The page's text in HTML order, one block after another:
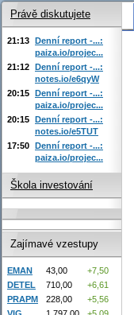
Právě diskutujete
21:13 Denní report -...:
paiza.io/projec...
21:12 Denní report -...:
notes.io/e6qyW
20:15 Denní report -...:
paiza.io/projec...
20:15 Denní report -...:
notes.io/e5TUT
17:50 Denní report -...:
paiza.io/projec...
Škola investování
Zajímavé vzestupy
EMAN 43,00
+7,50
DETEL
710,00
+6,61
PRAPM
228,00
+5,56